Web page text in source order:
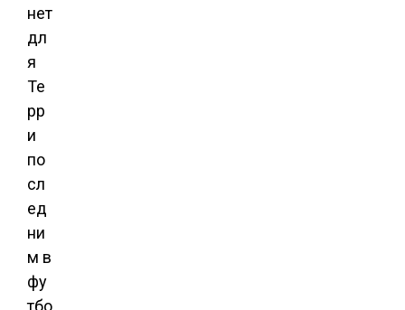
нет
дл
я
Те
рр
и
по
сл
ед
ни
м в
фу
тбо